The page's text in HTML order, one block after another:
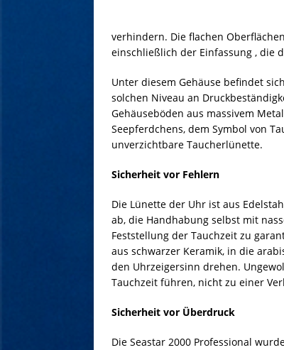
verhindern. Die flachen
einschließlich der Einfassung , die
Unter diesem Gehäuse befindet
solchen Niveau an
Gehäuseböden aus massivem
Seepferdchens, dem Symbol von
unverzichtbare Taucherlünette.
Sicherheit vor Fehlern
Die Lünette der Uhr ist aus
ab, die Handhabung selbst mit
Feststellung der Tauchzeit zu
aus schwarzer Keramik, in die
den Uhrzeigersinn drehen.
Tauchzeit führen, nicht zu einer
Sicherheit vor Überdruck
Die Seastar 2000 Professional